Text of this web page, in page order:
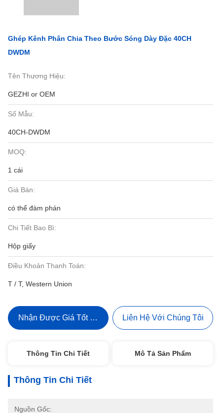
Ghép Kênh Phân Chia Theo Bước Sóng Dày Đặc 40CH
DWDM
Tên Thương Hiệu:
GEZHI or OEM
Số Mẫu:
40CH-DWDM
MOQ:
1 cái
Giá Bán:
có thể đàm phán
Chi Tiết Bao Bì:
Hộp giấy
Điều Khoản Thanh Toán:
T / T, Western Union
Nhận Được Giá Tốt Nhất Liên Hệ Với Chúng Tôi
Thông Tin Chi Tiết Mô Tả Sản Phẩm
Thông Tin Chi Tiết
Nguồn Gốc: